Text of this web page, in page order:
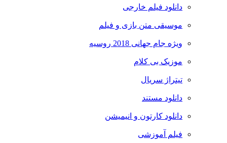
دانلود فیلم خارجی
موسیقی متن بازی و فیلم
ویژه جام جهانی 2018 روسیه
موزیک بی کلام
تیتراژ سریال
دانلود مستند
دانلود کارتون و انیمیشن
فیلم آموزشی